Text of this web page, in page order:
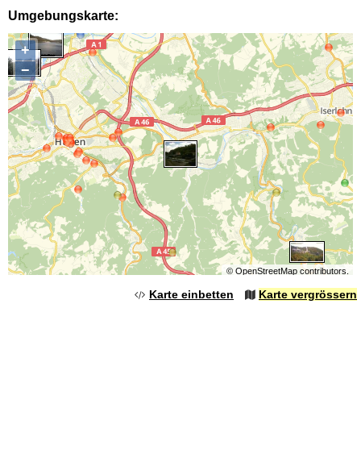
Umgebungskarte:
+
−
© OpenStreetMapcontributors.
Karte einbetten Karte vergrössern